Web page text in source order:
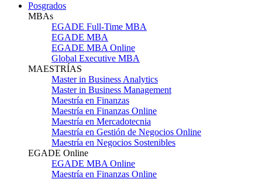
Posgrados
MBAs
EGADE Full-Time MBA
EGADE MBA
EGADE MBA Online
Global Executive MBA
MAESTRÍAS
Master in Business Analytics
Master in Business Management
Maestría en Finanzas
Maestría en Finanzas Online
Maestría en Mercadotecnia
Maestría en Gestión de Negocios Online
Maestría en Negocios Sostenibles
EGADE Online
EGADE MBA Online
Maestría en Finanzas Online